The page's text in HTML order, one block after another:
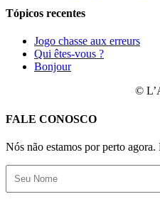
Tópicos recentes
Jogo chasse aux erreurs
Qui êtes-vous ?
Bonjour
©
FALE CONOSCO
Nós não estamos por perto